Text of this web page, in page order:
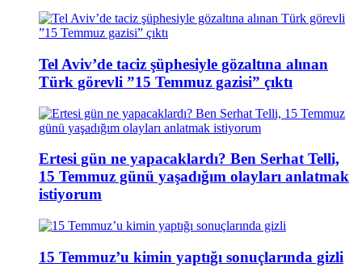
Tel Aviv’de taciz şüphesiyle gözaltına alınan
Türk görevli ”15 Temmuz gazisi” çıktı
Ertesi gün ne yapacaklardı? Ben Serhat Telli,
15 Temmuz günü yaşadığım olayları anlatmak
istiyorum
15 Temmuz’u kimin yaptığı sonuçlarında gizli